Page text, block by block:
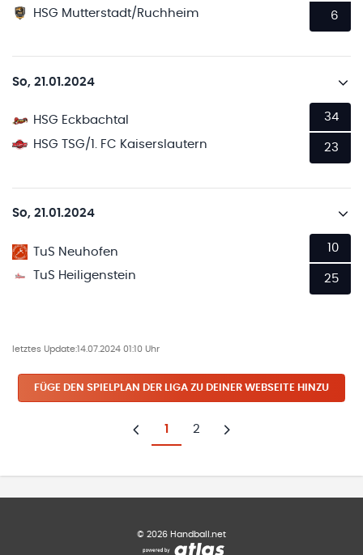
HSG Mutterstadt/Ruchheim
6
So, 21.01.2024
HSG Eckbachtal
HSG TSG/1. FC Kaiserslautern
34
23
So, 21.01.2024
TuS Neuhofen
TuS Heiligenstein
10
25
letztes Update:14.07.2024 01:10 Uhr
FÜGE DEN SPIELPLAN DER LIGA ZU DEINER WEBSEITE HINZU
Zurück
1 2
Weiter
© 2026 Handball.net